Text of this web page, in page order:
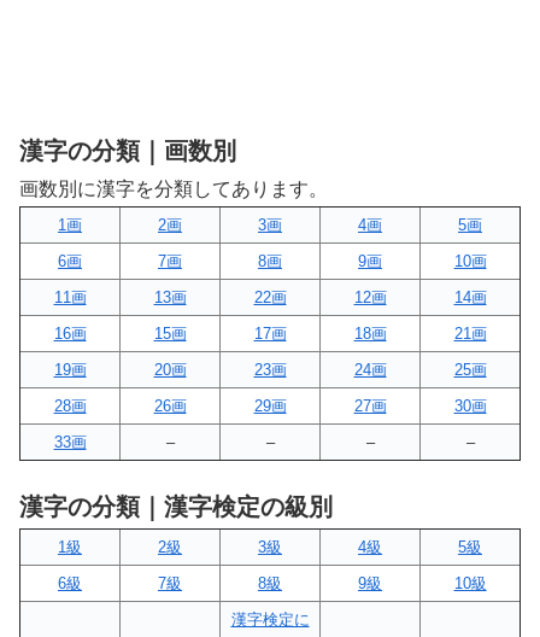
漢字の分類｜画数別
画数別に漢字を分類してあります。
1画 2画 3画 4画
5画
6画
7画 8画 9画
10画
11画
13画 22画 12画
14画
16画
15画 17画 18画
21画
19画
20画 23画 24画
25画
28画
26画 29画 27画
30画
33画
– – – –
漢字の分類｜漢字検定の級別
1級 2級 3級 4級
5級
6級
7級 8級 9級 10級
漢字検定に